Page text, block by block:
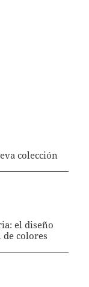
colección
el diseño
colores